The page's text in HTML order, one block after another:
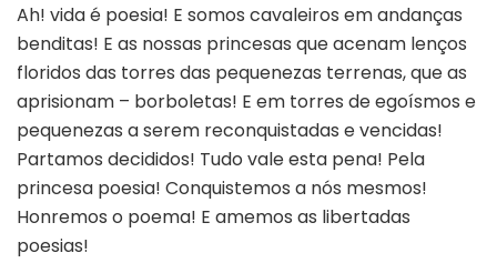
Ah! vida é poesia! E somos cavaleiros em andanças
benditas! E as nossas princesas que acenam lenços
floridos das torres das pequenezas terrenas, que as
aprisionam – borboletas! E em torres de egoísmos e
pequenezas a serem reconquistadas e vencidas!
Partamos decididos! Tudo vale esta pena! Pela
princesa poesia! Conquistemos a nós mesmos!
Honremos o poema! E amemos as libertadas
poesias!